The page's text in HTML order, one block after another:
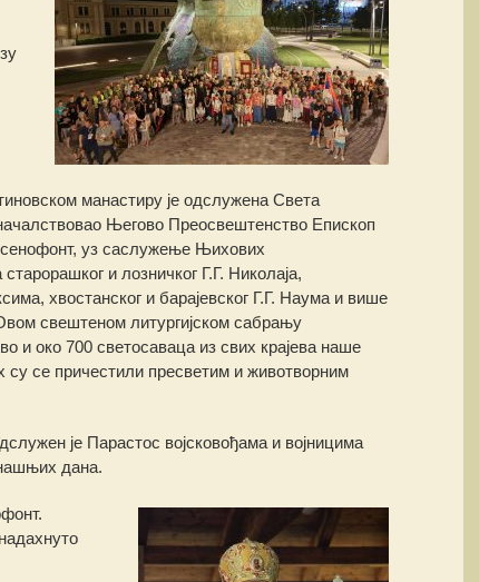
манастиру је одслужена Света
началствовао Његово Преосвештенство Епископ
уз саслужење Њихових
и лозничког Г.Г. Николаја,
хвостанског и барајевског Г.Г. Наума и више
свештеном литургијском сабрању
и око 700 светосаваца из свих крајева наше
се причестили пресветим и животворним
је Парастос војсковођама и војницима
дана.